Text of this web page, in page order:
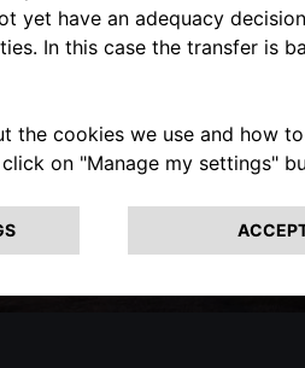
AFFILIATES